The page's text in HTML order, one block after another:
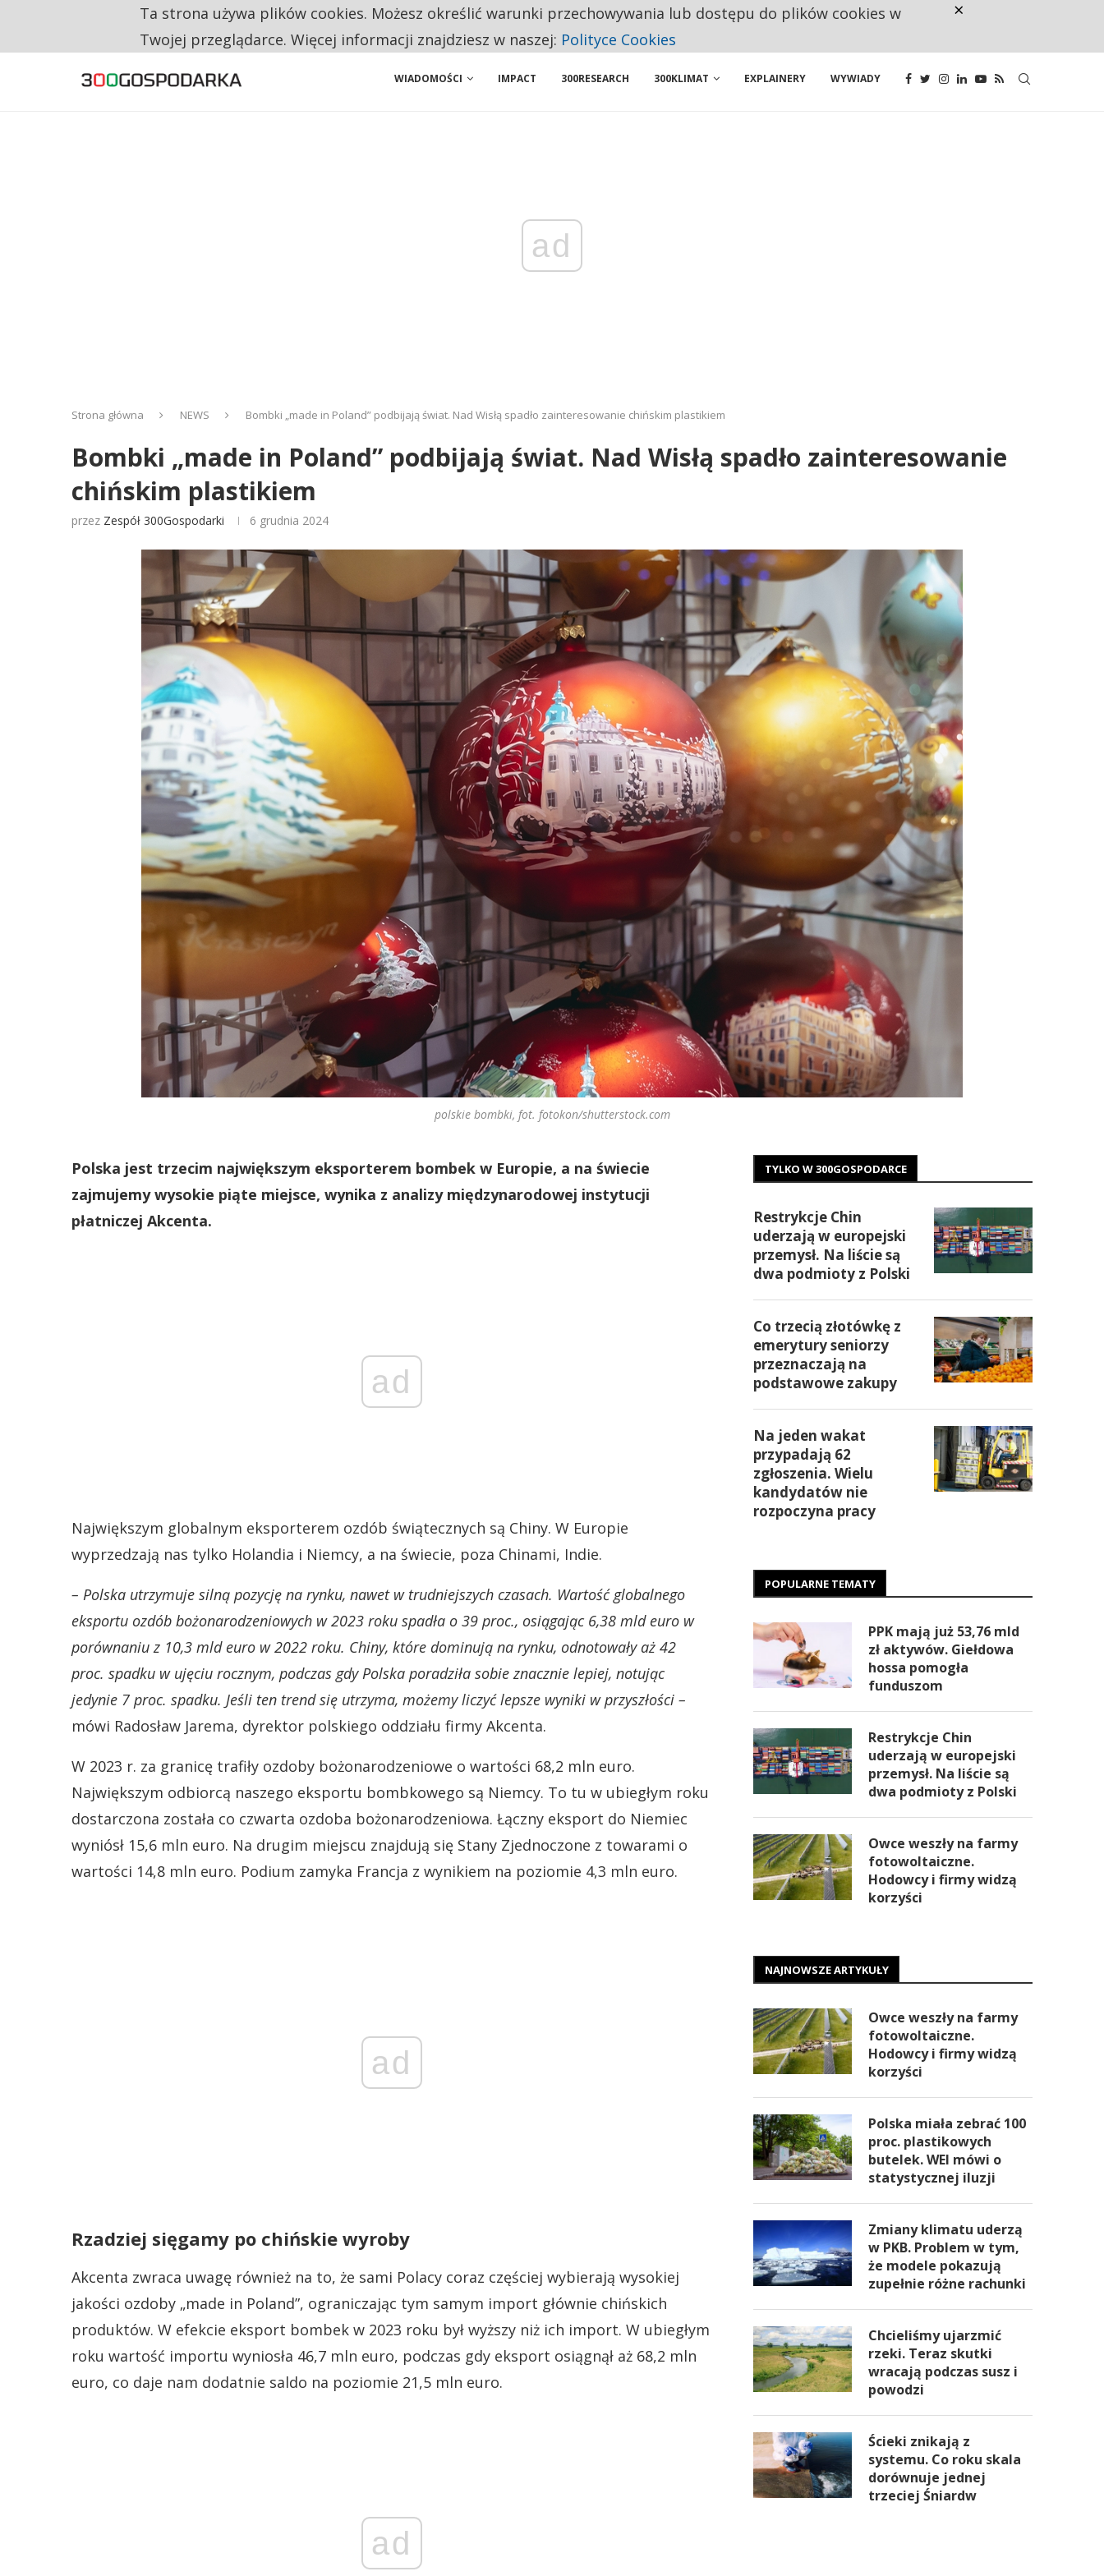
NA JEDEN WAKAT PRZYPADAJĄ 62 ZGŁOSZENIA. WIELU KANDYDATÓW NIE ROZPOCZYNA PRACY
WIADOMOŚCI IMPACT 300RESEARCH 300KLIMAT EXPLAINERY WYWIADY
ad
Strona główna NEWS Bombki „made in Poland” podbijają świat. Nad Wisłą spadło zainteresowanie chińskim plastikiem
Bombki „made in Poland” podbijają świat. Nad Wisłą spadło zainteresowanie
chińskim plastikiem
przez Zespół 300Gospodarki 6 grudnia 2024
polskie bombki, fot. fotokon/shutterstock.com
Polska jest trzecim największym eksporterem bombek w Europie, a na świecie
zajmujemy wysokie piąte miejsce, wynika z analizy międzynarodowej instytucji
płatniczej Akcenta.
ad
Największym globalnym eksporterem ozdób świątecznych są Chiny. W Europie
wyprzedzają nas tylko Holandia i Niemcy, a na świecie, poza Chinami, Indie.
– Polska utrzymuje silną pozycję na rynku, nawet w trudniejszych czasach. Wartość globalnego
eksportu ozdób bożonarodzeniowych w 2023 roku spadła o 39 proc., osiągając 6,38 mld euro w
porównaniu z 10,3 mld euro w 2022 roku. Chiny, które dominują na rynku, odnotowały aż 42
proc. spadku w ujęciu rocznym, podczas gdy Polska poradziła sobie znacznie lepiej, notując
jedynie 7 proc. spadku. Jeśli ten trend się utrzyma, możemy liczyć lepsze wyniki w przyszłości –
mówi Radosław Jarema, dyrektor polskiego oddziału firmy Akcenta.
W 2023 r. za granicę trafiły ozdoby bożonarodzeniowe o wartości 68,2 mln euro.
Największym odbiorcą naszego eksportu bombkowego są Niemcy. To tu w ubiegłym roku
dostarczona została co czwarta ozdoba bożonarodzeniowa. Łączny eksport do Niemiec
wyniósł 15,6 mln euro. Na drugim miejscu znajdują się Stany Zjednoczone z towarami o
wartości 14,8 mln euro. Podium zamyka Francja z wynikiem na poziomie 4,3 mln euro.
ad
Rzadziej sięgamy po chińskie wyroby
Akcenta zwraca uwagę również na to, że sami Polacy coraz częściej wybierają wysokiej
jakości ozdoby „made in Poland”, ograniczając tym samym import głównie chińskich
produktów. W efekcie eksport bombek w 2023 roku był wyższy niż ich import. W ubiegłym
roku wartość importu wyniosła 46,7 mln euro, podczas gdy eksport osiągnął aż 68,2 mln
euro, co daje nam dodatnie saldo na poziomie 21,5 mln euro.
ad
TYLKO W 300GOSPODARCE
Restrykcje Chin
uderzają w europejski
przemysł. Na liście są
dwa podmioty z Polski
Co trzecią złotówkę z
emerytury seniorzy
przeznaczają na
podstawowe zakupy
Na jeden wakat
przypadają 62
zgłoszenia. Wielu
kandydatów nie
rozpoczyna pracy
POPULARNE TEMATY
PPK mają już 53,76 mld
zł aktywów. Giełdowa
hossa pomogła
funduszom
Restrykcje Chin
uderzają w europejski
przemysł. Na liście są
dwa podmioty z Polski
Owce weszły na farmy
fotowoltaiczne.
Hodowcy i firmy widzą
korzyści
NAJNOWSZE ARTYKUŁY
Owce weszły na farmy
fotowoltaiczne.
Hodowcy i firmy widzą
korzyści
Polska miała zebrać 100
proc. plastikowych
butelek. WEI mówi o
statystycznej iluzji
Zmiany klimatu uderzą
w PKB. Problem w tym,
że modele pokazują
zupełnie różne rachunki
Chcieliśmy ujarzmić
rzeki. Teraz skutki
wracają podczas susz i
powodzi
Ścieki znikają z
systemu. Co roku skala
dorównuje jednej
trzeciej Śniardw
Ta strona używa plików cookies. Możesz określić warunki przechowywania lub dostępu do plików cookies w
Twojej przeglądarce. Więcej informacji znajdziesz w naszej: Polityce Cookies
×